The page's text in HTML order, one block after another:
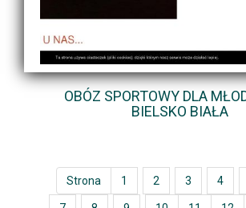
OBÓZ SPORTOWY DLA
BIELSKO BIAŁA
Strona 1 2 3 4